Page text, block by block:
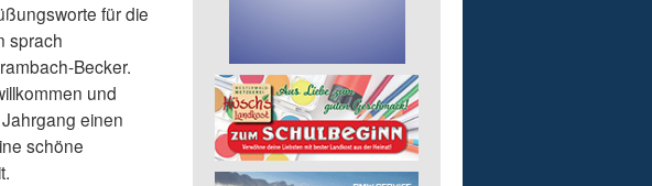
für die
sprach
Becker.
und
einen
schöne